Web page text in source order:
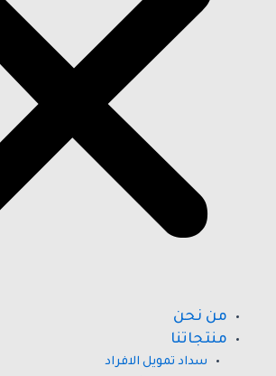
من نحن
منتجاتنا
سداد تمويل الافراد